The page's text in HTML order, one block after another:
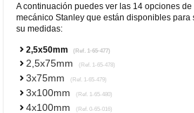
A continuación puedes ver las 14 opciones
mecánico Stanley que están disponibles para
su medidas:
2,5x50mm (Ref. 1-65-477)
2,5x75mm (Ref. 1-65-478)
3x75mm (Ref. 1-65-479)
3x100mm (Ref. 1-65-480)
4x100mm (Ref. 0-65-016)